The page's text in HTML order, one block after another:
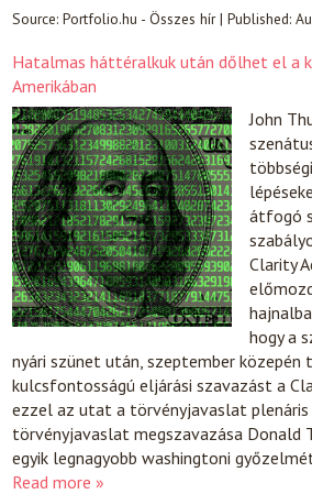
Source:Portfolio.hu - Összes hír|Published:
Hatalmas háttéralkuk után dőlhet el a
Amerikában
John
átfogó
Clarity
hogy a
nyári szünet után, szeptember közepén
kulcsfontosságú eljárási szavazást a
ezzel az utat a törvényjavaslat
törvényjavaslat megszavazása Donald
egyik legnagyobb washingtoni
Read more »